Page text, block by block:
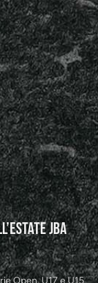
JBA
Open, U17 e U15